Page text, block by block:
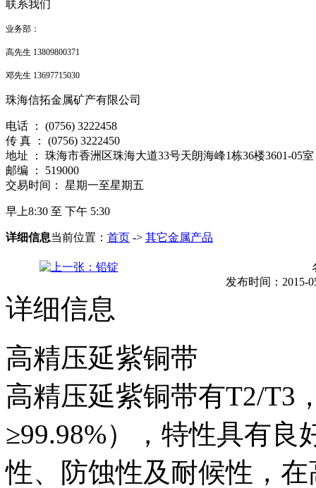
联系我们
业务部 ：
高先生 13809800371
邓先生 13697715030
珠海信拓金属矿产有限公司
电话 ： (0756) 3222458
传 真 ： (0756) 3222450
地址 ： 珠海市香洲区珠海大道33号天朗海峰1栋36楼3601-05室
邮编 ： 519000
交易时间： 星期一至星期五
早上8:30 至 下午 5:30
详细信息当前位置： 首页 -> 其它金属产品
发布时间：2015-
详细信息
高精压延紫铜带
高精压延紫铜带有T2/T3
≥99.98%），特性具有良
性、防蚀性及耐候性，